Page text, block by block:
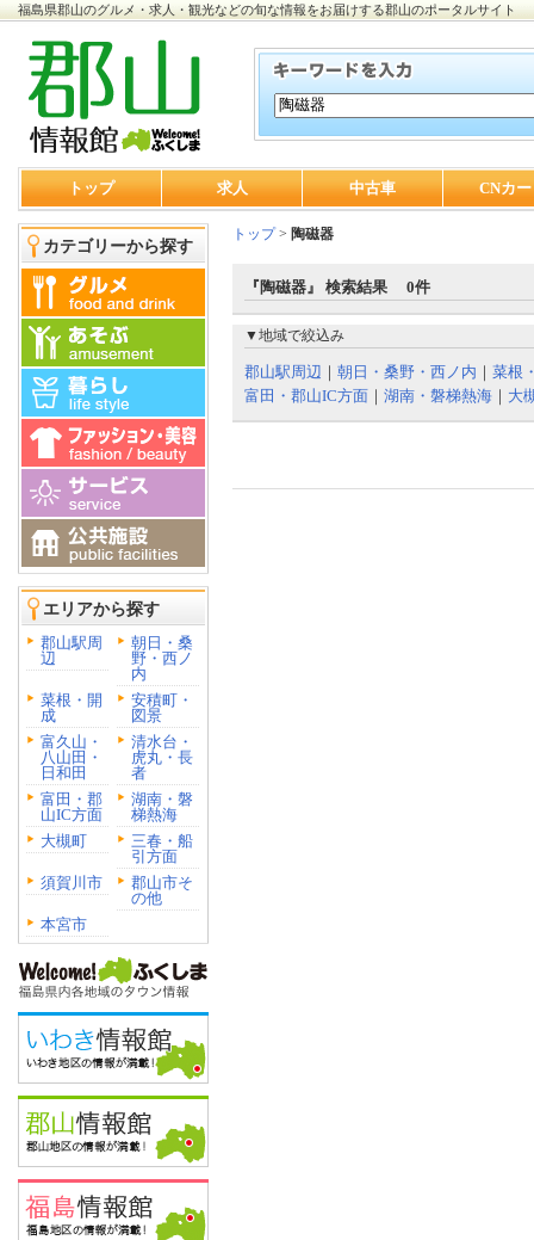
福島県郡山のグルメ・求人・観光などの旬な情報をお届けする郡山のポータルサイト
トップ 求人 中古車 CNカ
カテゴリーから探す
エリアから探す
郡山駅周
辺
朝日・桑
野・西ノ
内
菜根・開
成
安積町・
図景
富久山・
八山田・
日和田
清水台・
虎丸・長
者
富田・郡
山IC方面
湖南・磐
梯熱海
大槻町
三春・船
引方面
須賀川市
郡山市そ
の他
本宮市
トップ> 陶磁器
『陶磁器』 検索結果 0件
▼地域で絞込み
郡山駅周辺 ｜ 朝日・桑野・西ノ内 ｜ 菜根
富田・郡山IC方面 ｜ 湖南・磐梯熱海 ｜ 大